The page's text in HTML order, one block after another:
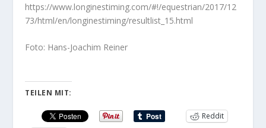
https://www.longinestiming.com/#!/equestrian/2017/12
73/html/en/longinestiming/resultlist_15.html
Foto: Hans-Joachim Reiner
TEILEN MIT:
Reddit